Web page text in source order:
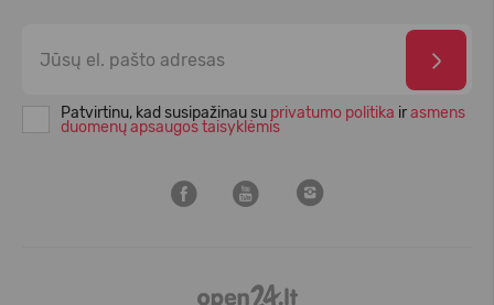
Patvirtinu, kad susipažinau su privatumo politika irasmens
duomenų apsaugos taisyklėmis